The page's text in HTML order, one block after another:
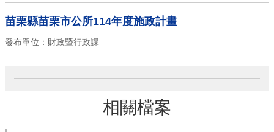
苗栗縣苗栗市公所114年度施政計畫
發布單位：財政暨行政課
相關檔案